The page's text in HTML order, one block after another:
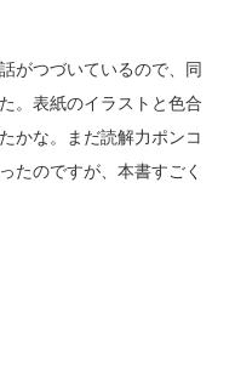
がつづいているので、同
。表紙のイラストと色合
かな。まだ読解力ポンコ
たのですが、本書すごく